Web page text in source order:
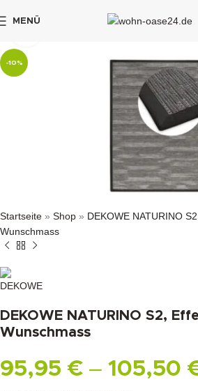
MENÜ
-10%
Startseite » Shop » DEKOWE NATURINO
Wunschmass
DEKOWE NATURINO S2,
Wunschmass
95,95 € – 105,50